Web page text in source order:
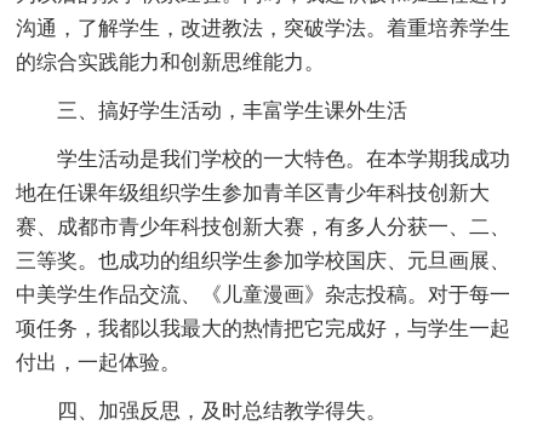
沟通，了解学生，改进教法，突破学法。着重培养学生
的综合实践能力和创新思维能力。
三、搞好学生活动，丰富学生课外生活
学生活动是我们学校的一大特色。在本学期我成功
地在任课年级组织学生参加青羊区青少年科技创新大
赛、成都市青少年科技创新大赛，有多人分获一、二、
三等奖。也成功的组织学生参加学校国庆、元旦画展、
中美学生作品交流、《儿童漫画》杂志投稿。对于每一
项任务，我都以我最大的热情把它完成好，与学生一起
付出，一起体验。
四、加强反思，及时总结教学得失。